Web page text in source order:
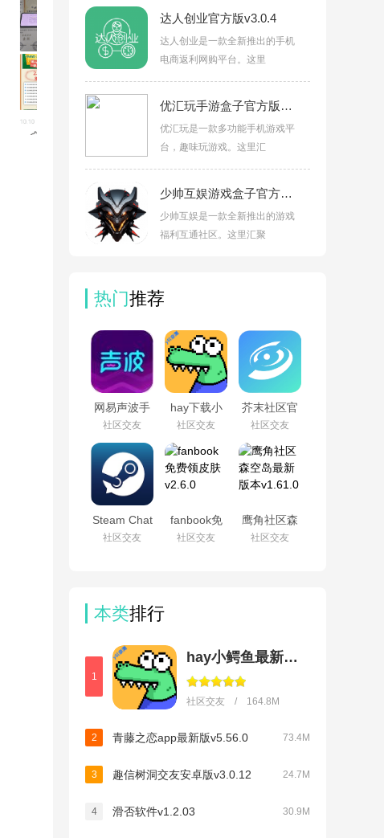
达人创业官方版v3.0.4
达人创业是一款全新推出的手机
电商返利网购平台。这里
优汇玩手游盒子官方版v3.0.24617
优汇玩是一款多功能手机游戏平
台，趣味玩游戏。这里汇
少帅互娱游戏盒子官方版v2.1
少帅互娱是一款全新推出的游戏
福利互通社区。这里汇聚
热门推荐
网易声波手
机版v0.0.1
安卓最新版
社区交友
hay下载小
鳄鱼中文版
v8.54.1
社区交友
芥末社区官
方正版(芥末
空间)v526
社区交友
Steam Chat
软件v1.0安
卓版
社区交友
fanbook免
费领皮肤
v2.6.0
社区交友
鹰角社区森
空岛最新版
本v1.61.0
社区交友
本类排行
1
hay小鳄鱼最新版本
社区交友 / 164.8M
2 青藤之恋app最新版v5.56.0 73.4M
3 趣信树洞交友安卓版v3.0.12 24.7M
4 滑否软件v1.2.03 30.9M